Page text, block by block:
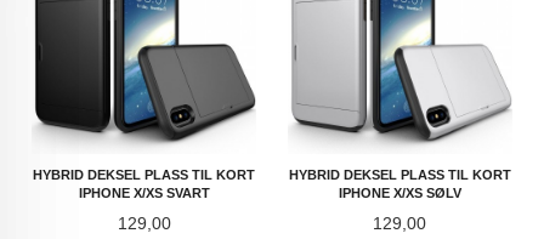
HYBRID DEKSEL PLASS TIL KORT
IPHONE X/XS SVART
Pris
129,00
HYBRID DEKSEL PLASS TIL KORT
IPHONE X/XS SØLV
Pris
129,00